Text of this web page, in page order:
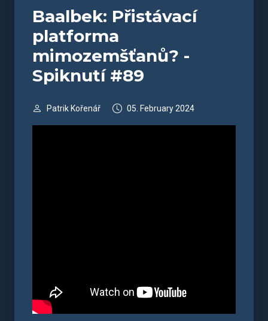
Baalbek: Přistávací
platforma
mimozemšťanů? -
Spiknutí #89
Patrik Kořenář 05. February 2024